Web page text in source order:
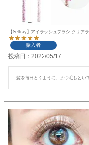
【Selfray】アイラッシュブラシ クリ
購入者
投稿日 2022/05/17
髪を毎日とくように、まつ毛もとい